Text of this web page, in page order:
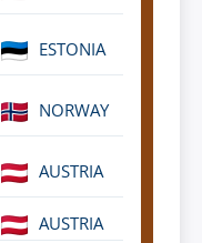
ESTONIA
NORWAY
AUSTRIA
AUSTRIA